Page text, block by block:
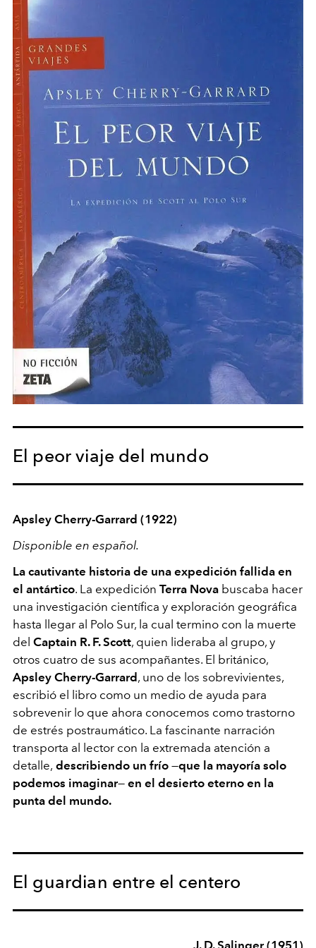
El peor viaje del mundo
Apsley Cherry-Garrard (1922)
Disponible en español.
La cautivante historia de una expedición fallida en
el antártico. La expedición Terra Nova buscaba hacer
una investigación científica y exploración geográfica
hasta llegar al Polo Sur, la cual termino con la muerte
del Captain R. F. Scott, quien lideraba al grupo, y
otros cuatro de sus acompañantes. El británico,
Apsley Cherry-Garrard, uno de los sobrevivientes,
escribió el libro como un medio de ayuda para
sobrevenir lo que ahora conocemos como trastorno
de estrés postraumático. La fascinante narración
transporta al lector con la extremada atención a
detalle, describiendo un frío —que la mayoría solo
podemos imaginar— en el desierto eterno en la
punta del mundo.
El guardian entre el centero
J. D. Salinger (1951)